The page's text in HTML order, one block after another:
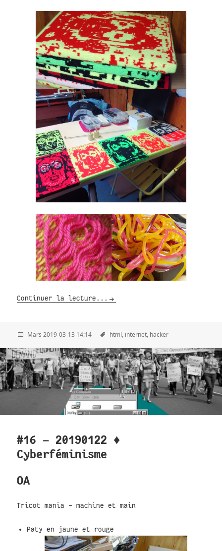
Continuer la lecture...
Mars 2019-03-13 14:14 html, internet, hacker
#16 - 20190122 ♦
Cyberféminisme
OA
Tricot mania - machine et main
Paty en jaune et rouge